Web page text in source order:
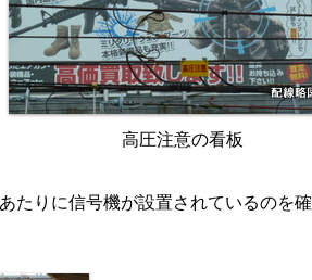
高圧注意の看板
たりに信号機が設置されているのを